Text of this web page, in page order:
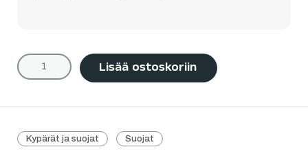
Lisää ostoskoriin
Kypärät ja suojat Suojat